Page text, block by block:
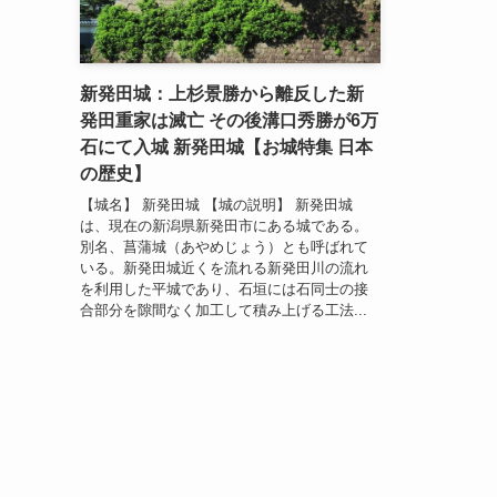
新発田城：上杉景勝から離反した新
発田重家は滅亡 その後溝口秀勝が6万
石にて入城 新発田城【お城特集 日本
の歴史】
【城名】 新発田城 【城の説明】 新発田城
は、現在の新潟県新発田市にある城である。
別名、菖蒲城（あやめじょう）とも呼ばれて
いる。新発田城近くを流れる新発田川の流れ
を利用した平城であり、石垣には石同士の接
合部分を隙間なく加工して積み上げる工法...